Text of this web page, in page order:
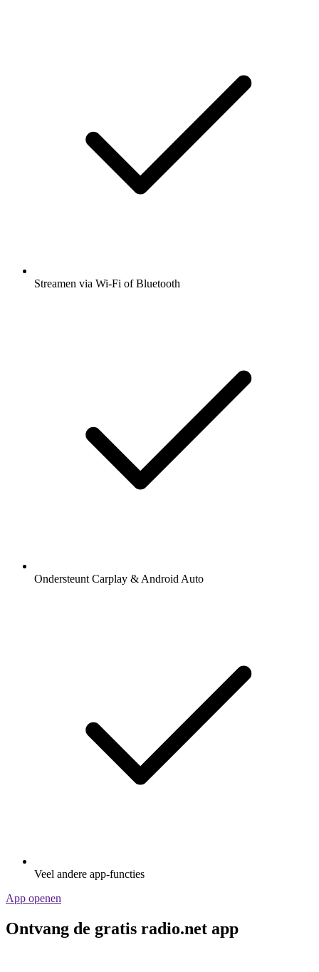
Streamen via Wi-Fi of Bluetooth
Ondersteunt Carplay & Android Auto
Veel andere app-functies
App openen
Ontvang de gratis radio.net app